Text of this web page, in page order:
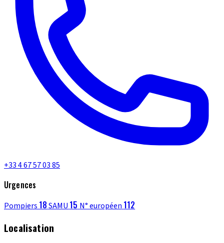
+33 4 67 57 03 85
Urgences
Pompiers 18SAMU 15 N° européen 112
Localisation